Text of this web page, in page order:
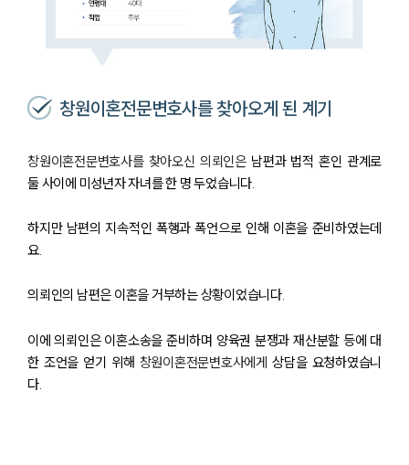
창원이혼전문변호사를 찾아오게 된 계기
창원이혼전문변호사를 찾아오신 의뢰인은 남편과 법적 혼인 관계로
둘 사이에 미성년자 자녀를 한 명 두었습니다.
하지만 남편의 지속적인 폭행과 폭언으로 인해 이혼을 준비하였는데
요.
의뢰인의 남편은 이혼을 거부하는 상황이었습니다.
이에 의뢰인은 이혼소송을 준비하며 양육권 분쟁과 재산분할 등에 대
한 조언을 얻기 위해 창원이혼전문변호사에게상담을 요청하였습니
다.